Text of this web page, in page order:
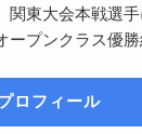
関東大会本戦選
プンクラス優勝
ロフィール